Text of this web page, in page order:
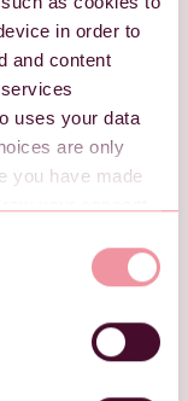
in order to
and content
uses your data
are only
you have made
location
enkelt, med